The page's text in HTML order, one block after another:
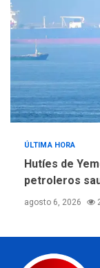
ÚLTIMA HORA
Hutíes de
petroleros
agosto 6, 2026